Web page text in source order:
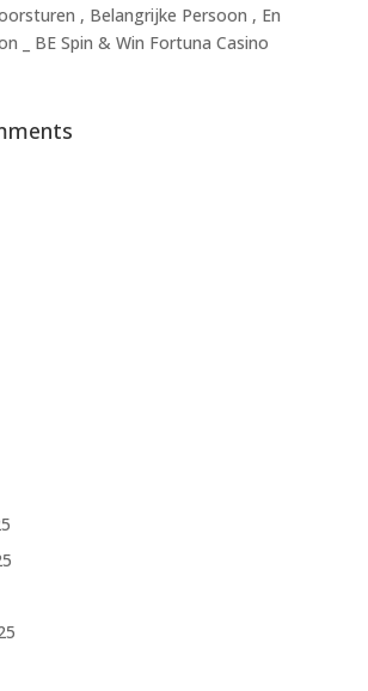
, Belangrijke Persoon , En
_ BE Spin & Win Fortuna Casino